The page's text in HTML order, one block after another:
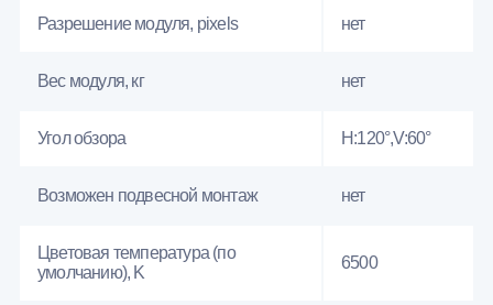
Разрешение модуля, pixels нет
Вес модуля, кг нет
Угол обзора H:120°,V:60°
Возможен подвесной монтаж нет
Цветовая температура (по
умолчанию), K
6500